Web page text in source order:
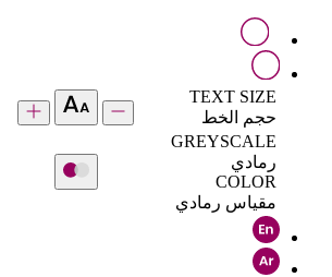
TEXT SIZE
حجم الخط
GREYSCALE
رمادي
COLOR
مقياس رمادي